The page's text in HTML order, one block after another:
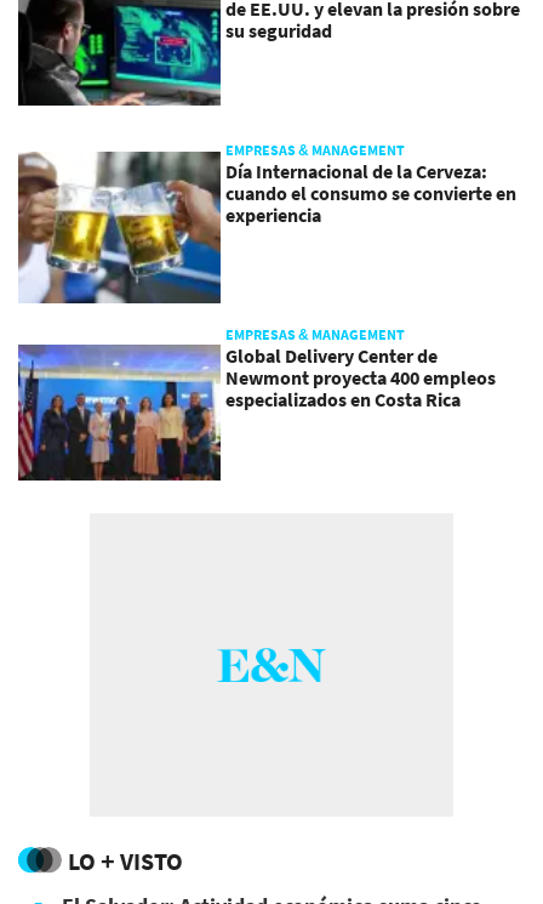
de EE.UU. y elevan la presión sobre
su seguridad
EMPRESAS & MANAGEMENT
Día Internacional de la Cerveza:
cuando el consumo se convierte en
experiencia
EMPRESAS & MANAGEMENT
Global Delivery Center de
Newmont proyecta 400 empleos
especializados en Costa Rica
LO + VISTO